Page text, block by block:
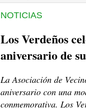
NOTICIAS
Los Verdeños
aniversario de
La Asociación de
aniversario con una
conmemorativa. Los